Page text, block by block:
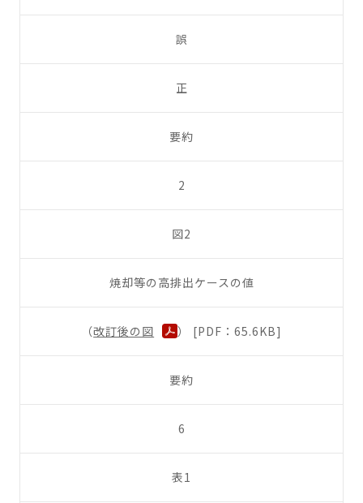
誤
正
要約
2
図2
焼却等の高排出ケースの値
（改訂後の図 ） [PDF：65.6KB]
要約
6
表1